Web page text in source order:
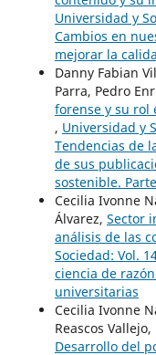
Universidad y
Cambios en
mejorar la
Danny Fabian
Parra, Pedro
forense y su rol
, Universidad y
Tendencias de
de sus
sostenible.
Cecilia Ivonne
Álvarez, Sector
análisis de las
Sociedad: Vol.
ciencia de
universitarias
Cecilia Ivonne
Reascos
Desarrollo del